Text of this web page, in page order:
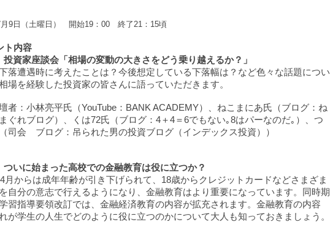
月9日（土曜日） 開始19：00 終了21 ：15頃
ト内容
投資家座談会「相場の変動の大きさをどう乗り越えるか？」
落遭遇時に考えたことは？今後想定している下落幅は？など色々な話題につい
場を経験した投資家の皆さんに語っていただきます。
者：小林亮平氏（YouTube：BANK ACADEMY）、ねこまにあ氏（ブログ：ね
ぐれブログ）、くは72氏（ブログ：4＋4＝6でもない｡8はパーなのだ｡）、つ
司会　ブログ：吊られた男の投資ブログ（インデックス投資））
ついに始まった高校での金融教育は役に立つか？
月からは成年年齢が引き下げられて、18歳からクレジットカードなどさまざま
自分の意志で行えるようになり、金融教育はより重要になっています。同時期
習指導要領改訂では、金融経済教育の内容が拡充されます。金融教育の内容
が学生の人生でどのように役に立つのかについて大人も知っておきましょう。